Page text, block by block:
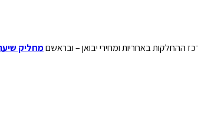
ההחלקות באחריות ומחירי יבואן – ובראשםמחליק